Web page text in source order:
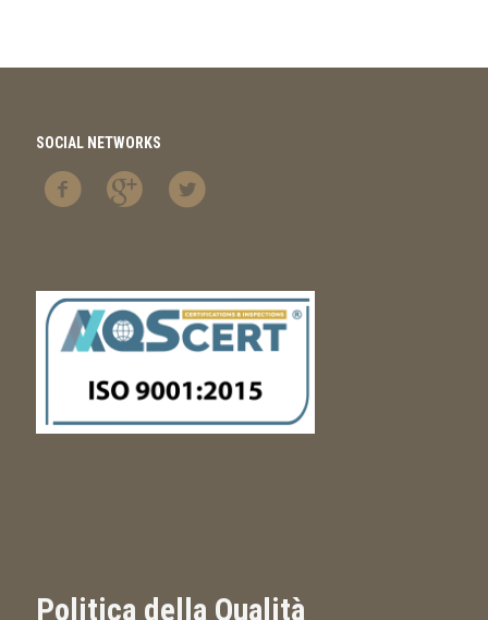
SOCIAL NETWORKS
Politica della Qualità